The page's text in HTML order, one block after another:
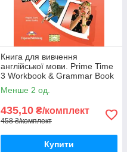
Книга для вивчення
англійської мови. Prime Time
3 Workbook & Grammar Book
Менше 2 од.
435,10 ₴/комплект
458 ₴/комплект
Купити